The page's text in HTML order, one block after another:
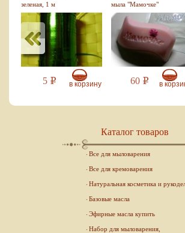
зеленая, 1 м
5 Р в корзину
мыла "Мамочке"
60 Р в
Каталог товаров
Все для мыловарения
Все для кремоварения
Натуральная косметика и
Базовые масла
Эфирные масла купить
Набор для мыловарения,